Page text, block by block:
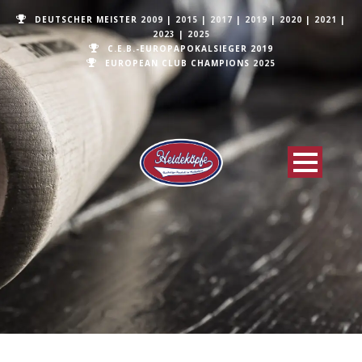
DEUTSCHER MEISTER 2009 | 2015| 2017 | 2019|2020 | 2021 |
2023 | 2025
C.E.B.-EUROPAPOKALSIEGER 2019
EUROPEAN CLUB CHAMPIONS 2025